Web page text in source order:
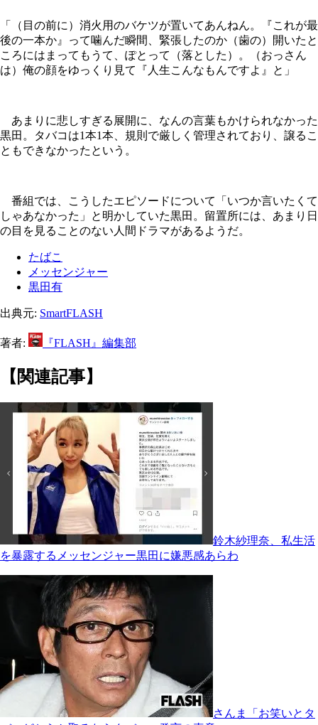
「（目の前に）消火用のバケツが置いてあんねん。『これが最
後の一本か』って噛んだ瞬間、緊張したのか（歯の）開いたと
ころにはまってもうて、ぽとって（落とした）。（おっさん
は）俺の顔をゆっくり見て『人生こんなもんですよ』と」
あまりに悲しすぎる展開に、なんの言葉もかけられなかった
黒田。タバコは1本1本、規則で厳しく管理されており、譲るこ
ともできなかったという。
番組では、こうしたエピソードについて「いつか言いたくて
しゃあなかった」と明かしていた黒田。留置所には、あまり日
の目を見ることのない人間ドラマがあるようだ。
たばこ
メッセンジャー
黒田有
出典元: SmartFLASH
著者: 『FLASH』編集部
【関連記事】
鈴木紗理奈、私生活
を暴露するメッセンジャー黒田に嫌悪感あらわ
さんま「お笑いとタ